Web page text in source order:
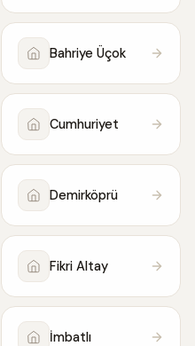
Bahriye Üçok
Cumhuriyet
Demirköprü
Fikri Altay
İmbatlı